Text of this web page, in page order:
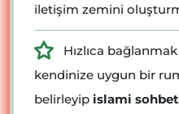
iletişim zemini
Hızlıca
kendinize uygun bir
belirleyip islami sohbet